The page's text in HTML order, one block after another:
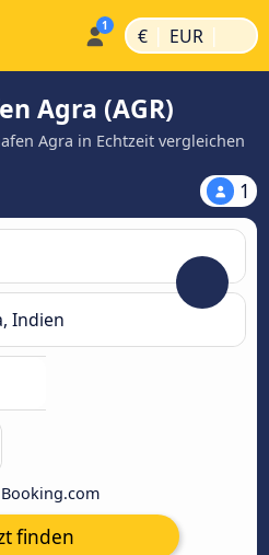
€ | EUR |
Agra (AGR)
Agra in Echtzeit vergleichen
1
finden